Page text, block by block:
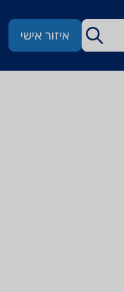
איזור אישי